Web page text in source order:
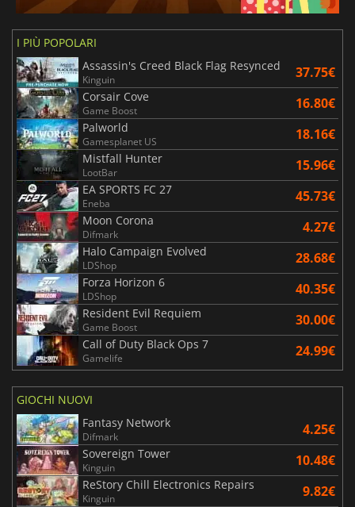
I PIÙ POPOLARI
Assassin's Creed Black Flag Resynced
Kinguin 37.75€
Corsair Cove
Game Boost 16.80€
Palworld
Gamesplanet US 18.16€
Mistfall Hunter
LootBar 15.96€
EA SPORTS FC 27
Eneba 45.73€
Moon Corona
Difmark 4.27€
Halo Campaign Evolved
LDShop 28.68€
Forza Horizon 6
LDShop 40.35€
Resident Evil Requiem
Game Boost 30.00€
Call of Duty Black Ops 7
Gamelife 24.99€
GIOCHI NUOVI
Fantasy Network
Difmark 4.25€
Sovereign Tower
Kinguin 10.48€
ReStory Chill Electronics Repairs
Kinguin 9.82€